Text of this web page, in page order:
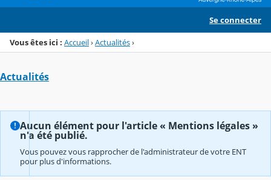
Se connecter
Vous êtes ici : Accueil›Actualités›
Actualités
Aucun élément pour l'article « Mentions légales »
n'a été publié.
Vous pouvez vous rapprocher de l'administrateur de votre ENT
pour plus d'informations.